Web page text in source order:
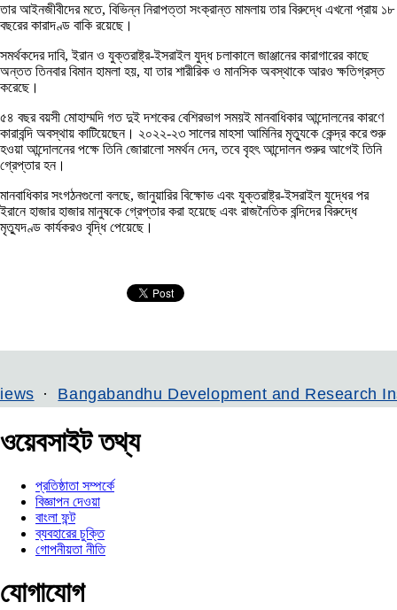
তার আইনজীবীদের মতে, বিভিন্ন নিরাপত্তা সংক্রান্ত মামলায় তার বিরুদ্ধে এখনো প্রায় ১৮
বছরের কারাদণ্ড বাকি রয়েছে।
সমর্থকদের দাবি, ইরান ও যুক্তরাষ্ট্র-ইসরাইল যুদ্ধ চলাকালে জাঞ্জানের কারাগারের কাছে
অন্তত তিনবার বিমান হামলা হয়, যা তার শারীরিক ও মানসিক অবস্থাকে আরও ক্ষতিগ্রস্ত
করেছে।
৫৪ বছর বয়সী মোহাম্মদি গত দুই দশকের বেশিরভাগ সময়ই মানবাধিকার আন্দোলনের কারণে
কারাবন্দি অবস্থায় কাটিয়েছেন। ২০২২-২৩ সালের মাহসা আমিনির মৃত্যুকে কেন্দ্র করে শুরু
হওয়া আন্দোলনের পক্ষে তিনি জোরালো সমর্থন দেন, তবে বৃহৎ আন্দোলন শুরুর আগেই তিনি
গ্রেপ্তার হন।
মানবাধিকার সংগঠনগুলো বলছে, জানুয়ারির বিক্ষোভ এবং যুক্তরাষ্ট্র-ইসরাইল যুদ্ধের পর
ইরানে হাজার হাজার মানুষকে গ্রেপ্তার করা হয়েছে এবং রাজনৈতিক বন্দিদের বিরুদ্ধে
মৃত্যুদণ্ড কার্যকরও বৃদ্ধি পেয়েছে।
Development and Research Institute
ওয়েবসাইট তথ্য
প্রতিষ্ঠাতা সম্পর্কে
বিজ্ঞাপন দেওয়া
বাংলা ফন্ট
ব্যবহারের চুক্তি
গোপনীয়তা নীতি
যোগাযোগ